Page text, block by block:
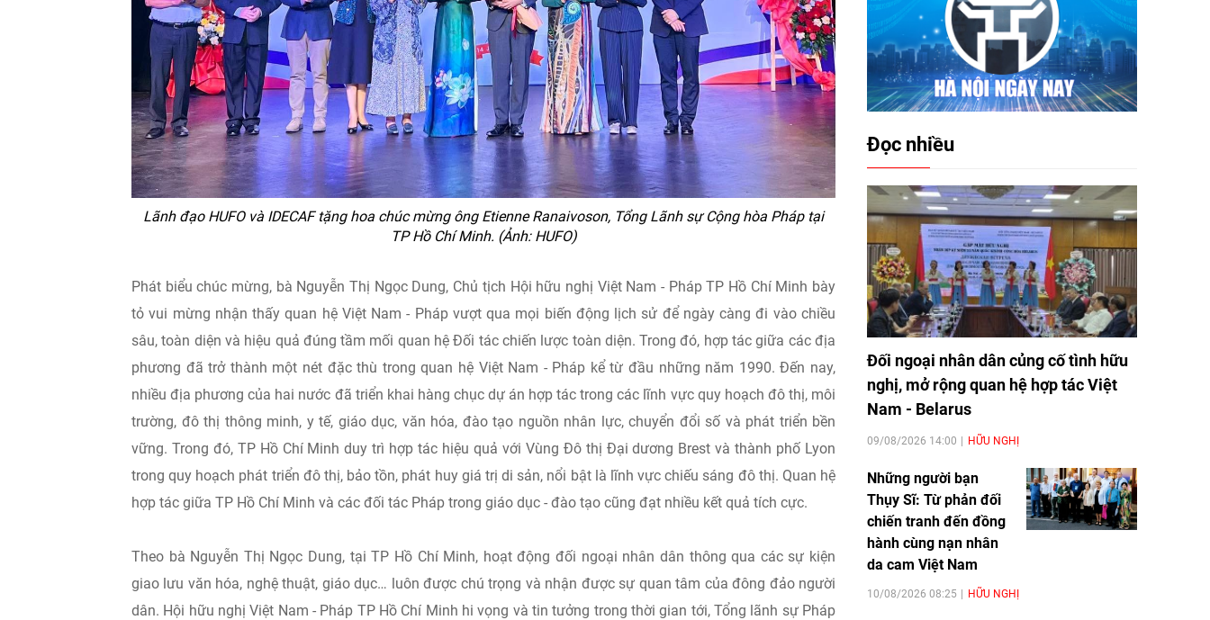
Lãnh đạo HUFO và IDECAF tặng hoa chúc mừng ông Etienne Ranaivoson, Tổng Lãnh sự Cộng hòa Pháp tại
TP Hồ Chí Minh. (Ảnh: HUFO)
Phát biểu chúc mừng, bà Nguyễn Thị Ngọc Dung, Chủ tịch Hội hữu nghị Việt Nam - Pháp TP Hồ Chí Minh bày
tỏ vui mừng nhận thấy quan hệ Việt Nam - Pháp vượt qua mọi biến động lịch sử để ngày càng đi vào chiều
sâu, toàn diện và hiệu quả đúng tầm mối quan hệ Đối tác chiến lược toàn diện. Trong đó, hợp tác giữa các địa
phương đã trở thành một nét đặc thù trong quan hệ Việt Nam - Pháp kể từ đầu những năm 1990. Đến nay,
nhiều địa phương của hai nước đã triển khai hàng chục dự án hợp tác trong các lĩnh vực quy hoạch đô thị, môi
trường, đô thị thông minh, y tế, giáo dục, văn hóa, đào tạo nguồn nhân lực, chuyển đổi số và phát triển bền
vững. Trong đó, TP Hồ Chí Minh duy trì hợp tác hiệu quả với Vùng Đô thị Đại dương Brest và thành phố Lyon
trong quy hoạch phát triển đô thị, bảo tồn, phát huy giá trị di sản, nổi bật là lĩnh vực chiếu sáng đô thị. Quan hệ
hợp tác giữa TP Hồ Chí Minh và các đối tác Pháp trong giáo dục - đào tạo cũng đạt nhiều kết quả tích cực.
Theo bà Nguyễn Thị Ngọc Dung, tại TP Hồ Chí Minh, hoạt động đối ngoại nhân dân thông qua các sự kiện
giao lưu văn hóa, nghệ thuật, giáo dục… luôn được chú trọng và nhận được sự quan tâm của đông đảo người
dân. Hội hữu nghị Việt Nam - Pháp TP Hồ Chí Minh hi vọng và tin tưởng trong thời gian tới, Tổng lãnh sự Pháp
Đọc nhiều
Đối ngoại nhân dân củng cố tình hữu
nghị, mở rộng quan hệ hợp tác Việt
Nam - Belarus
09/08/2026 14:00 HỮU NGHỊ
Những người bạn
Thụy Sĩ: Từ phản đối
chiến tranh đến đồng
hành cùng nạn nhân
da cam Việt Nam
10/08/2026 08:25 HỮU NGHỊ